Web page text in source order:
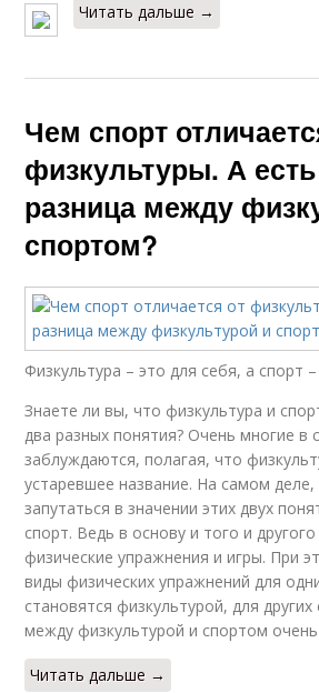
Читать дальше →
Чем спорт
физкультуры. А
разница между
спортом?
Физкультура – это для себя, а спорт
Знаете ли вы, что физкультура и
два разных понятия? Очень многие в
заблуждаются, полагая, что
устаревшее название. На самом
запутаться в значении этих двух
спорт. Ведь в основу и того и
физические упражнения и игры. При
виды физических упражнений для
становятся физкультурой, для
между физкультурой и спортом
Читать дальше →